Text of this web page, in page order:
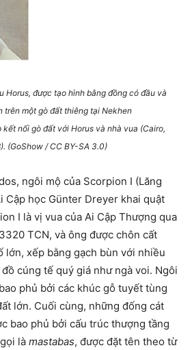
Horus, được tạo hình bằng đồng có đầu và
trên một gò đất thiêng tại Nekhen
nối gò đất với Horus và nhà vua (Cairo,
(GoShow / CC BY-SA 3.0)
ngôi mộ của Scorpion I (Lăng
Cập học Günter Dreyer khai quật
I là vị vua của Ai Cập Thượng qua
TCN, và ông được chôn cất
lớn, xếp bằng gạch bùn với nhiều
cúng tế quý giá như ngà voi. Ngôi
phủ bởi các khúc gỗ tuyết tùng
lớn. Cuối cùng, những đống cát
bao phủ bởi cấu trúc thượng tầng
là mastabas, được đặt tên theo từ